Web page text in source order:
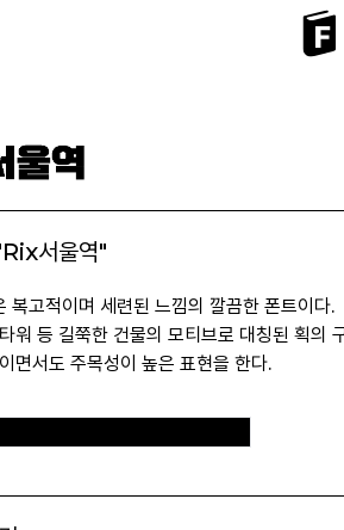
서울역"
복고적이며 세련된 느낌의 깔끔한 폰트이다.
워 등 길쭉한 건물의 모티브로 대칭된 획의
면서도 주목성이 높은 표현을 한다.